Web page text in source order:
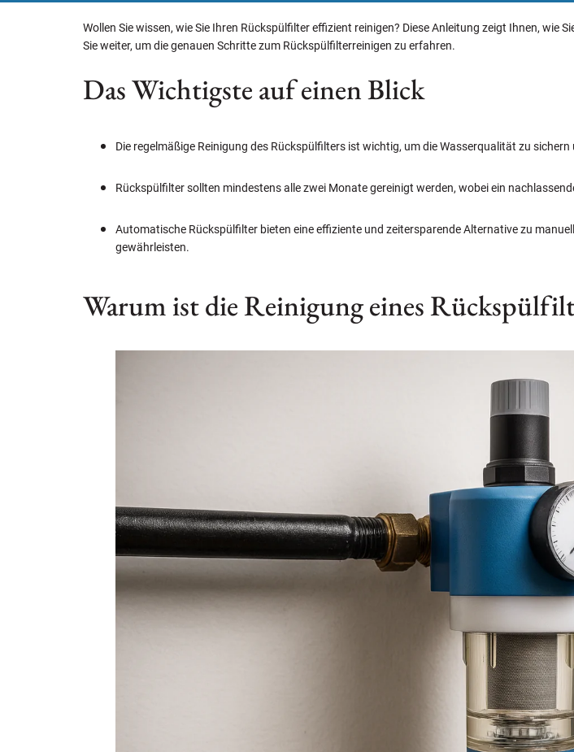
Wollen Sie wissen, wie Sie Ihren Rückspülfilter effizient reinigen? Diese Anleitung zeigt Ihnen,
Sie weiter, um die genauen Schritte zum Rückspülfilterreinigen zu erfahren.
Das Wichtigste auf einen Blick
Die regelmäßige Reinigung des Rückspülfilters ist wichtig, um die Wasserqualität zu
Rückspülfilter sollten mindestens alle zwei Monate gereinigt werden, wobei ein
Automatische Rückspülfilter bieten eine effiziente und zeitersparende Alternative zu
gewährleisten.
Warum ist die Reinigung eines